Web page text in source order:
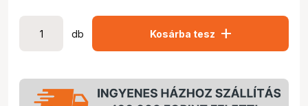
db Kosárba tesz add